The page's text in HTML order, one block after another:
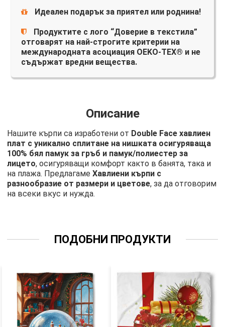
Идеален подарък за приятел или роднина!
Продуктите с лого “Доверие в текстила”
отговарят на най-строгите критерии на
международната асоциация OEKO-TEX® и не
съдържат вредни вещества.
Описание
Нашите кърпи са изработени от Double Face хавлиен
плат с уникално сплитане на нишката осигуряваща
100% бял памук за гръб и памук/полиестер за
лицето, осигуряващи комфорт както в банята, така и
на плажа. ПредлагамеХавлиени кърпи с
разнообразие от размери и цветове, за да отговорим
на всеки вкус и нужда.
ПОДОБНИ ПРОДУКТИ